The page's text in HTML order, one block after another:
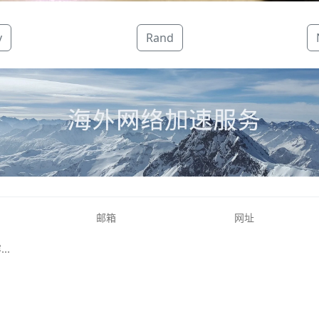
Rand